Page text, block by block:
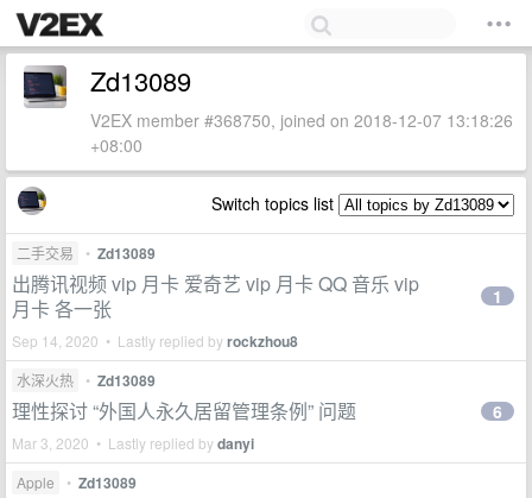
Zd13089
V2EX member #368750, joined on 2018-12-07 13:18:26
+08:00
Switch topics list
二手交易 • Zd13089
出腾讯视频 vip 月卡 爱奇艺 vip 月卡 QQ 音乐 vip
月卡 各一张
Sep 14, 2020 • Lastly replied byrockzhou8
1
水深火热 • Zd13089
理性探讨 “外国人永久居留管理条例” 问题
Mar 3, 2020 • Lastly replied bydanyi
6
Apple • Zd13089